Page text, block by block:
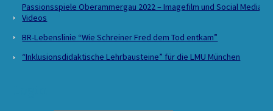
Passionsspiele Oberammergau 2022 – Imagefilm und Social Media
Videos
BR-Lebenslinie “Wie Schreiner Fred dem Tod entkam”
“Inklusionsdidaktische Lehrbausteine” für die LMU München